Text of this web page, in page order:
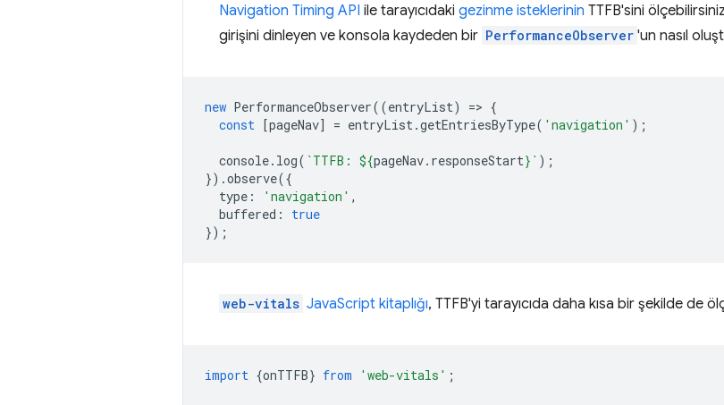
Navigation Timing API ile tarayıcıdaki gezinme isteklerinin TTFB'sini
girişini dinleyen ve konsola kaydeden bir PerformanceObserver 'un nasıl
new PerformanceObserver((entryList) => {
const [pageNav] = entryList .getEntriesByType( 'navigation' );
console. log( `TTFB: ${pageNav. responseStart} ` );
}).observe({
type : 'navigation' ,
buffered :
true
});
web-vitals JavaScript kitaplığı, TTFB'yi tarayıcıda daha kısa bir şekilde de
import {onTTFB} from 'web-vitals' ;